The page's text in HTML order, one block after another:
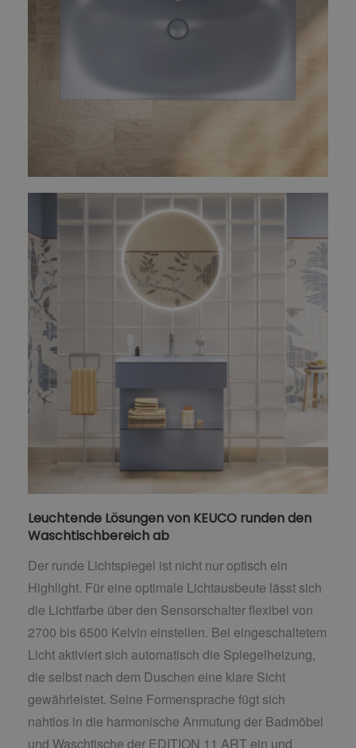
Leuchtende Lösungen von KEUCO runden den
Waschtischbereich ab
Der runde Lichtspiegel ist nicht nur optisch ein
Highlight. Für eine optimale Lichtausbeute lässt sich
die Lichtfarbe über den Sensorschalter flexibel von
2700 bis 6500 Kelvin einstellen. Bei eingeschaltetem
Licht aktiviert sich automatisch die Spiegelheizung,
die selbst nach dem Duschen eine klare Sicht
gewährleistet. Seine Formensprache fügt sich
nahtlos in die harmonische Anmutung der Badmöbel
und Waschtische der EDITION 11 ART ein und